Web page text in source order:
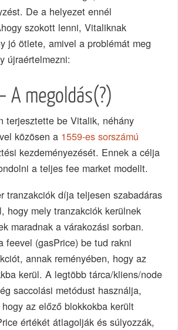
De a helyezet ennél
szokott lenni, Vitaliknak
jó ötlete, amivel a problémát meg
újraértelmezni:
A megoldás(?)
terjesztette be Vitalik, néhány
közösen a 1559-es sorszámú
kezdeményezését. Ennek a célja
a teljes fee market modellt.
tranzakciók díja teljesen szabadáras
hogy mely tranzakciók kerülnek
maradnak a várakozási sorban.
feevel (gasPrice) be tud rakni
annak reményében, hogy az
kerül. A legtöbb tárca/kliens/node
saccolási metódust használja,
az előző blokkokba került
értékét átlagolják és súlyozzák,